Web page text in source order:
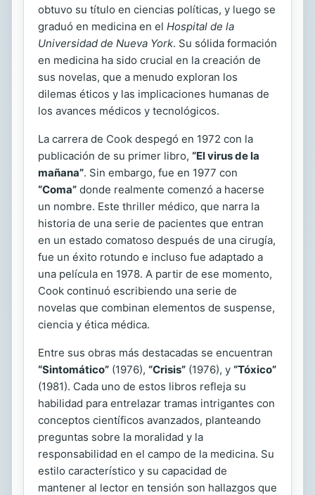
obtuvo su título en ciencias políticas, y luego se
graduó en medicina en el Hospital de la
Universidad de Nueva York. Su sólida formación
en medicina ha sido crucial en la creación de
sus novelas, que a menudo exploran los
dilemas éticos y las implicaciones humanas de
los avances médicos y tecnológicos.
La carrera de Cook despegó en 1972 con la
publicación de su primer libro, “El virus de la
mañana”. Sin embargo, fue en 1977 con
“Coma” donde realmente comenzó a hacerse
un nombre. Este thriller médico, que narra la
historia de una serie de pacientes que entran
en un estado comatoso después de una cirugía,
fue un éxito rotundo e incluso fue adaptado a
una película en 1978. A partir de ese momento,
Cook continuó escribiendo una serie de
novelas que combinan elementos de suspense,
ciencia y ética médica.
Entre sus obras más destacadas se encuentran
“Sintomático” (1976), “Crisis” (1976), y “Tóxico”
(1981). Cada uno de estos libros refleja su
habilidad para entrelazar tramas intrigantes con
conceptos científicos avanzados, planteando
preguntas sobre la moralidad y la
responsabilidad en el campo de la medicina. Su
estilo característico y su capacidad de
mantener al lector en tensión son hallazgos que